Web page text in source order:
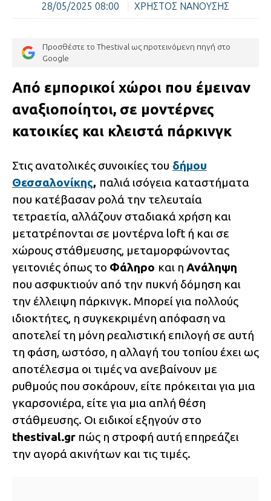
28/05/2025 08:00 ΧΡΗΣΤΟΣ ΝΑΝΟΥΣΗΣ
Προσθέστε το Thestival ως προτεινόμενη πηγή στο
Google
Από εμπορικοί χώροι που έμειναν
αναξιοποίητοι, σε μοντέρνες
κατοικίες και κλειστά πάρκινγκ
Στις ανατολικές συνοικίες του δήμου
Θεσσαλονίκης, παλιά ισόγεια καταστήματα
που κατέβασαν ρολά την τελευταία
τετραετία, αλλάζουν σταδιακά χρήση και
μετατρέπονται σε μοντέρνα loft ή και σε
χώρους στάθμευσης, μεταμορφώνοντας
γειτονιές όπως το Φάληρο και η Ανάληψη
που ασφυκτιούν από την πυκνή δόμηση και
την έλλειψη πάρκινγκ. Μπορεί για πολλούς
ιδιοκτήτες, η συγκεκριμένη απόφαση να
αποτελεί τη μόνη ρεαλιστική επιλογή σε αυτή
τη φάση, ωστόσο, η αλλαγή του τοπίου έχει ως
αποτέλεσμα οι τιμές να ανεβαίνουν με
ρυθμούς που σοκάρουν, είτε πρόκειται για μια
γκαρσονιέρα, είτε για μια απλή θέση
στάθμευσης. Οι ειδικοί εξηγούν στο
thestival.gr πώς η στροφή αυτή επηρεάζει
την αγορά ακινήτων και τις τιμές.